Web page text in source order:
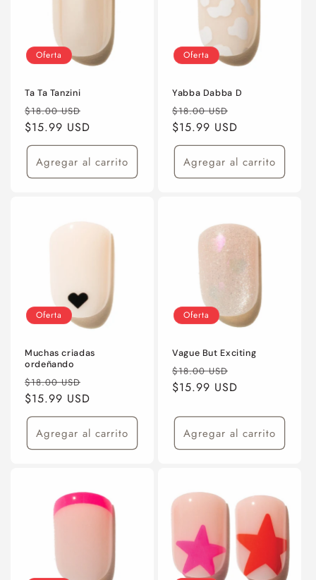
Oferta
Ta Ta Tanzini
Precio
habitual
$18.00 USD
de
oferta
$15.99 USD
Agregar al carrito
Oferta
Yabba Dabba D
Precio
habitual
$18.00 USD
de
oferta
$15.99 USD
Agregar al carrito
Oferta
Muchas criadas
ordeñando
Precio
habitual
$18.00 USD
de
oferta
$15.99 USD
Agregar al carrito
Oferta
Vague But Exciting
Precio
habitual
$18.00 USD
de
$15.99 USD
Agregar al carrito